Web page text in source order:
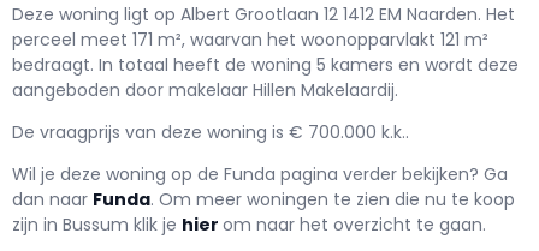
Deze woning ligt op Albert Grootlaan 12 1412 EM Naarden. Het
perceel meet 171 m², waarvan het woonopparvlakt 121 m²
bedraagt. In totaal heeft de woning 5 kamers en wordt deze
aangeboden door makelaar Hillen Makelaardij.
De vraagprijs van deze woning is € 700.000 k.k..
Wil je deze woning op de Funda pagina verder bekijken? Ga
dan naar Funda. Om meer woningen te zien die nu te koop
zijn in Bussum klik je hier om naar het overzicht te gaan.